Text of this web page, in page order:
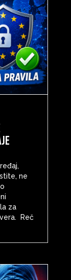
ne
za
Reč